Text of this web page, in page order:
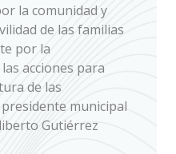
la comunidad y
de las familias
por la
acciones para
de las
municipal
Gutiérrez